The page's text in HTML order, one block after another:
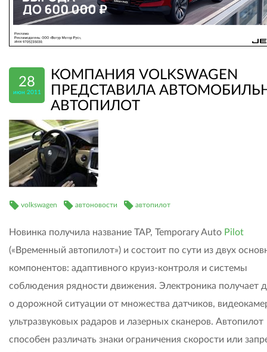
28
июн 2011
КОМПАНИЯ VOLKSWAGEN
ПРЕДСТАВИЛА
АВТОПИЛОТ
volkswagen автоновости автопилот
Новинка получила название TAP, Temporary Auto Pilot
(«Временный автопилот») и состоит по сути из двух
компонентов: адаптивного круиз-контроля и системы
соблюдения рядности движения. Электроника получает
о дорожной ситуации от множества датчиков,
ультразвуковых радаров и лазерных сканеров. Автопилот
способен различать знаки ограничения скорости или